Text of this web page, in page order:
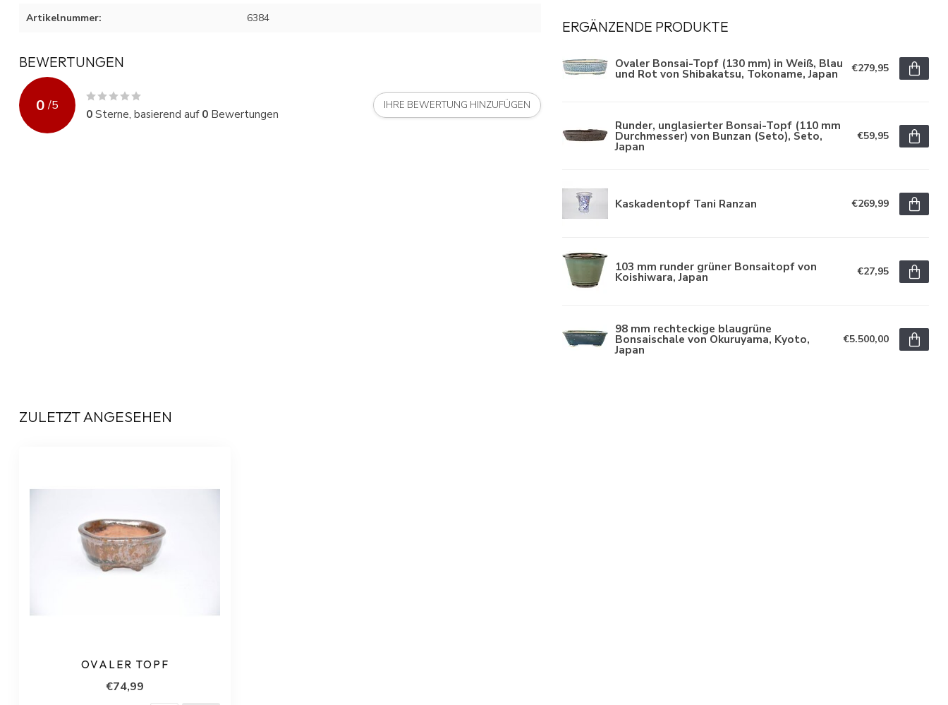
Artikelnummer: 6384
BEWERTUNGEN
0 /5
0Sterne, basierend auf0 Bewertungen
IHRE BEWERTUNG HINZUFÜGEN
ERGÄNZENDE PRODUKTE
Ovaler Bonsai-Topf (130 mm) in Weiß, Blau
und Rot von Shibakatsu, Tokoname, Japan €279,95
Runder, unglasierter Bonsai-Topf (110 mm
Durchmesser) von Bunzan (Seto), Seto,
Japan
€59,95
Kaskadentopf Tani Ranzan €269,99
103 mm runder grüner Bonsaitopf von
Koishiwara, Japan €27,95
98 mm rechteckige blaugrüne
Bonsaischale von Okuruyama, Kyoto,
Japan
€5.500,00
ZULETZT ANGESEHEN
OVALER TOPF
€74,99